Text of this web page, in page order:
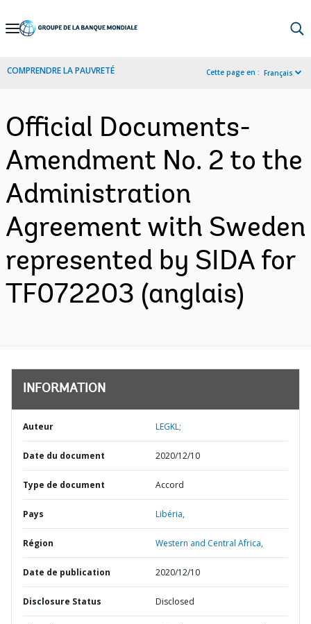
Skip
Navigation
COMPRENDRE LA PAUVRETÉ Cette page en : Français
Official Documents-
Amendment No. 2 to the
Administration
Agreement with Sweden
represented by SIDA for
TF072203 (anglais)
INFORMATION
Auteur LEGKL;
Date du document 2020/12/10
Type de document Accord
Pays Libéria,
Région Western and Central Africa,
Date de publication 2020/12/10
Disclosure Status Disclosed